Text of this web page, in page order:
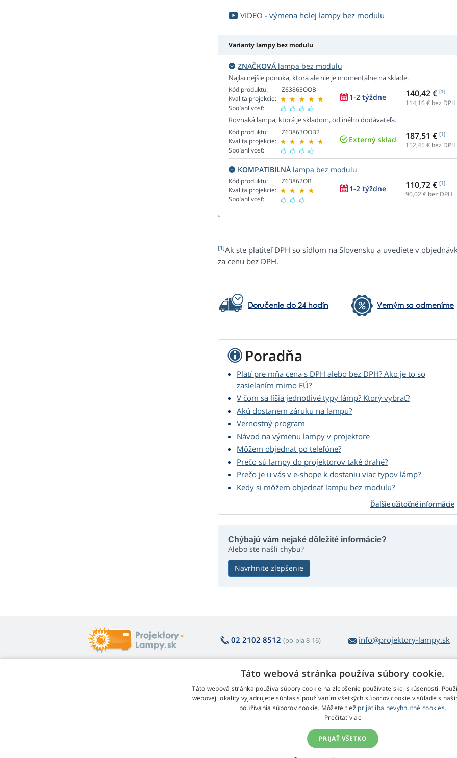
VIDEO - výmena holej lampy bez modulu
Varianty lampy bez modulu
ZNAČKOVÁ lampa bez modulu
Najlacnejšie ponuka, ktorá ale nie je momentálne na sklade.
Kód produktu:
Kvalita projekcie:
Spoľahlivosť:
Z63863OOB
1-2 týždne 140,42 € [1]
114,16€ bez DPH
Rovnaká lampa, ktorá je skladom, od iného dodávateľa.
Kód produktu:
Kvalita projekcie:
Spoľahlivosť:
Z63863OOB2
Externý sklad 187,51 € [1]
152,45 € bez DPH
KOMPATIBILNÁ lampa bez modulu
Kód produktu:
Kvalita projekcie:
Spoľahlivosť:
Z63862OB
1-2 týždne 110,72 € [1]
90,02€ bez DPH
[1]Ak ste platiteľ DPH so sídlom na Slovensku a uvediete v
za cenu bez DPH.
Doručenie do 24 hodín Verným sa odmeníme
Poradňa
Platí pre mňa cena s DPH alebo bez DPH? Ako je to so
zasielaním mimo EÚ?
V čom sa líšia jednotlivé typy lámp? Ktorý vybrať?
Akú dostanem záruku na lampu?
Vernostný program
Návod na výmenu lampy v projektore
Môžem objednať po telefóne?
Prečo sú lampy do projektorov také drahé?
Prečo je u vás v e-shope k dostaniu viac typov lámp?
Kedy si môžem objednať lampu bez modulu?
Ďalšie užitočné informácie
Chýbajú vám nejaké dôležité informácie?
Alebo ste našli chybu?
Navrhnite zlepšenie
02 2102 8512 (po-pia 8-16) info@projektory-lampy.sk
O nákupe lámp
Vrátenie a reklamácia
Jednoduché vrátenie tovaru
Web Retail s.r.o.
Kontakt
Spracovanie osobných údajov
Táto webová stránka používa súbory cookie.
Táto webová stránka používa súbory cookie na zlepšenie používateľskej skúsenosti.
webovej lokality vyjadrujete súhlas s používaním všetkých súborov cookie v súlade s
používania súborov cookie. Môžete tiež prijať iba nevyhnutné cookies.
Prečítať viac
PRIJAŤ VŠETKO